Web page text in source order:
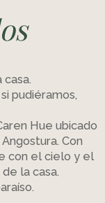
casa.
pudiéramos,
Hue ubicado
Con
con el cielo y el
la casa.